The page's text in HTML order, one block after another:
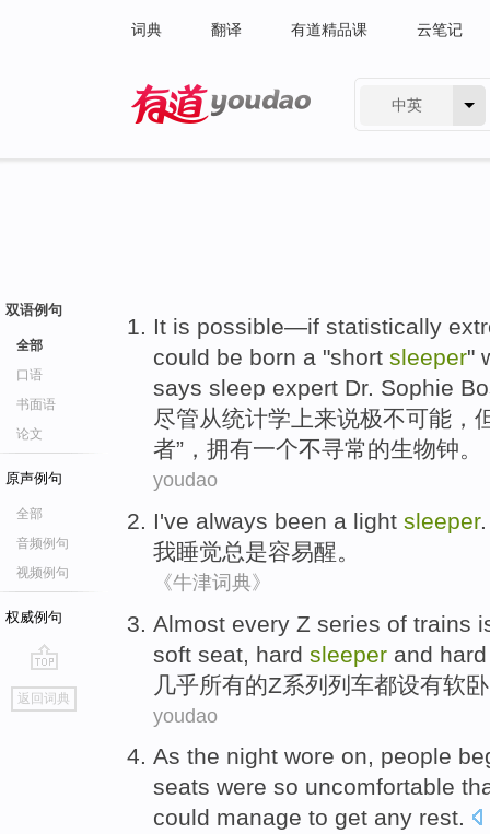
词典 翻译 有道精品课 云笔记
中英
双语例句
全部
口语
书面语
论文
原声例句
全部
音频例句
视频例句
权威例句
go
top
返回词典
It is possible—if statistically
could be born a "short sleeper"
says sleep expert Dr. Sophie
尽管从统计学 上来说极不可能 ，
者”， 拥有一个不寻常的生物钟。
youdao
I've always been a light sleeper.
我睡觉总是容易醒。
《牛津词典》
Almost every Z series of trains
soft seat, hard sleeper and
几乎所有的Z系列列车都设有软
youdao
As the night wore on, people
seats were so uncomfortable
could manage to get any rest.